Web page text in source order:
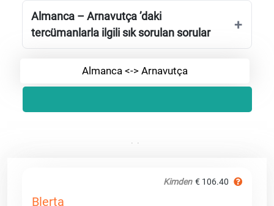
Almanca – Arnavutça ’daki
tercümanlarla ilgili sık sorulan sorular
Almanca <-> Arnavutça
Kimden € 106.40
Blerta